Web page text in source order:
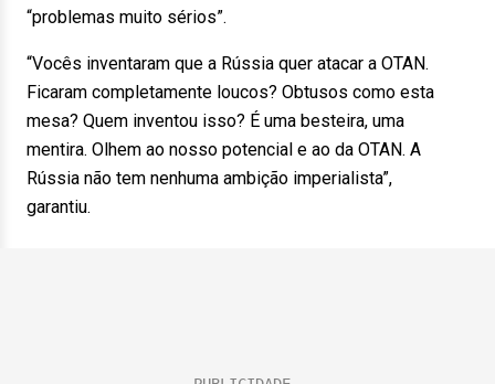
“problemas muito sérios”.
“Vocês inventaram que a Rússia quer atacar a OTAN.
Ficaram completamente loucos? Obtusos como esta
mesa? Quem inventou isso? É uma besteira, uma
mentira. Olhem ao nosso potencial e ao da OTAN. A
Rússia não tem nenhuma ambição imperialista”,
garantiu.